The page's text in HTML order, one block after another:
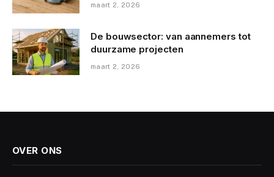
maart 2, 2026
De bouwsector: van aannemers tot
duurzame projecten
maart 2, 2026
OVER ONS